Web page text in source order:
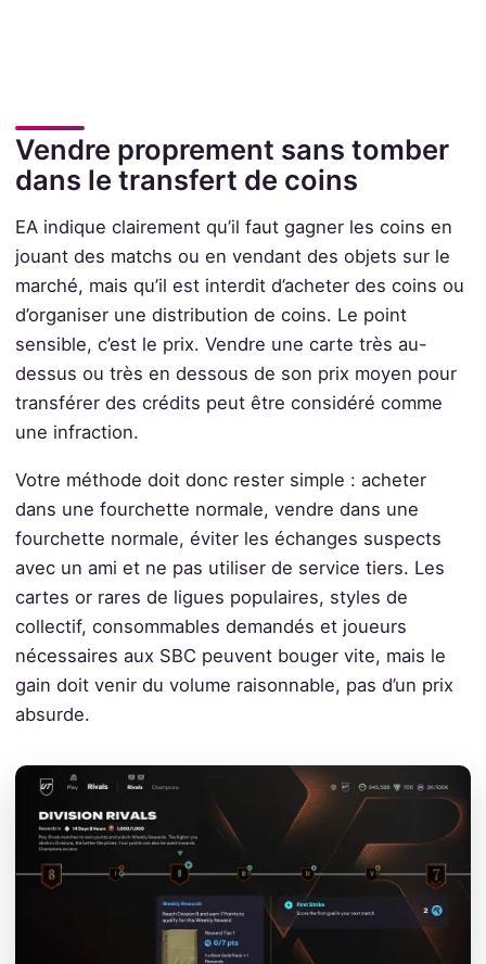
Vendre proprement sans tomber
dans le transfert de coins
EA indique clairement qu’il faut gagner les coins en
jouant des matchs ou en vendant des objets sur le
marché, mais qu’il est interdit d’acheter des coins ou
d’organiser une distribution de coins. Le point
sensible, c’est le prix. Vendre une carte très au-
dessus ou très en dessous de son prix moyen pour
transférer des crédits peut être considéré comme
une infraction.
Votre méthode doit donc rester simple : acheter
dans une fourchette normale, vendre dans une
fourchette normale, éviter les échanges suspects
avec un ami et ne pas utiliser de service tiers. Les
cartes or rares de ligues populaires, styles de
collectif, consommables demandés et joueurs
nécessaires aux SBC peuvent bouger vite, mais le
gain doit venir du volume raisonnable, pas d’un prix
absurde.